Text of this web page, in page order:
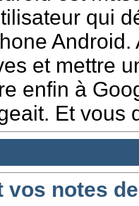
qui
et mettre
enfin à
Et vous
vos notes